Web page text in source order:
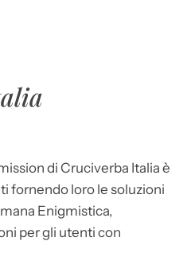
di Cruciverba Italia è
fornendo loro le soluzioni
Enigmistica,
per gli utenti con